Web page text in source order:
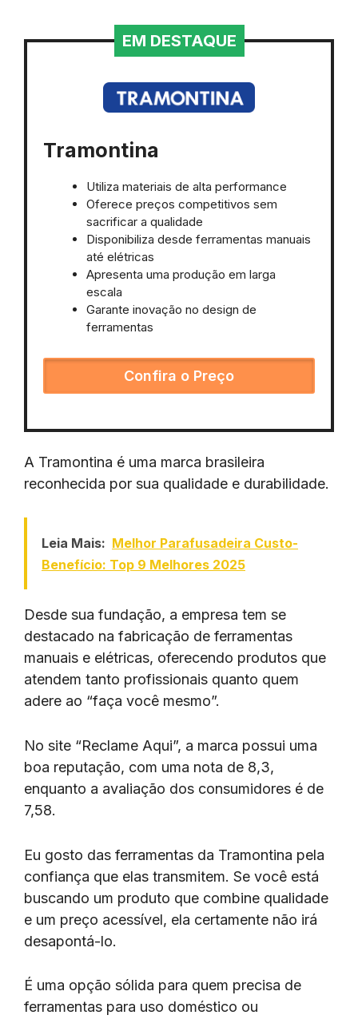
EM DESTAQUE
Tramontina
Utiliza materiais de alta performance
Oferece preços competitivos sem
sacrificar a qualidade
Disponibiliza desde ferramentas manuais
até elétricas
Apresenta uma produção em larga
escala
Garante inovação no design de
ferramentas
Confira o Preço
A Tramontina é uma marca brasileira
reconhecida por sua qualidade e durabilidade.
Leia Mais: Melhor Parafusadeira Custo-
Benefício: Top 9 Melhores 2025
Desde sua fundação, a empresa tem se
destacado na fabricação de ferramentas
manuais e elétricas, oferecendo produtos que
atendem tanto profissionais quanto quem
adere ao “faça você mesmo”.
No site “Reclame Aqui”, a marca possui uma
boa reputação, com uma nota de 8,3,
enquanto a avaliação dos consumidores é de
7,58.
Eu gosto das ferramentas da Tramontina pela
confiança que elas transmitem. Se você está
buscando um produto que combine qualidade
e um preço acessível, ela certamente não irá
desapontá-lo.
É uma opção sólida para quem precisa de
ferramentas para uso doméstico ou